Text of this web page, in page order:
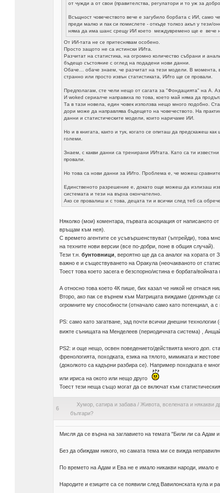
от чужди а от свои (правителства, регулатори и то уж за
Всъщност човечеството вече е загубило борбата с ИИ, само
преди малко и пак си помислете - откъде толкоз акъл у тези/
няма да има шанс срещу ИИ което междувремено ще е вече
От ИИ-тата не се притеснявам особено.
Просто защото не са истински ИИта.
Разчитат на статистика, на огромно количество събрани и
бъдещо състояние с оглед на подадени нови данни.
Обаче… обаче знаем, че разчитат на тези модели. В момента,
странно или просто извън статистиката, ИИто ще се провали.
Предполагам, сте чели нещо от сагата за "Фондацията" на А.
И woked сериалче направиха по това, което май няма да
Та в тази новела, един човек използва нещо много подобно.
дори може да направлява бъдещето на човечеството. На
данни и статистическите модели, които наричаме ИИ.
Но и в книгата, както и тук, когато се опиташ да предскажеш
големи.
Знаем, с какви данни са тренирани ИИтата. Като са ти
провали.
Но това са нови данни за ИИто. Проблема е, че можеш
Единственото разрешение е, докато още можеш да излизаш
системата и тези на върха окончателно.
Ако се провалиш и с това, децата ти и всички след теб са
Няколко (мои) коментара, първата асоциация от написаното
връщам към нея).
С времето агентите се усъвършенствуват (ъпгрейди), това
на техните нови версии (все по-добри, поне в общия случай).
Тези т.н. бунтовници , вероятно ще да са аналог на хората
важно е и съществуването на Оракула (неочакваното от
Тоест това което засега е безспорно/истина е борбата/
А относно това което 4К пише, бих казал че никой не отнася
Второ, ако пак се върнем към Матрицата виждаме (донякъде
огромните му способности (отначало само като потенциал, а
PS: само като загатване, зад почти всички днешни
вижте сънищата на Менделеев (периодичната система) ,
PS2: и още нещо, освен поведението/действията много доп.
френологията, походката, езика на тялото, мимиката и
(доколкото са кадърни разбира се). Например походката е
или ириса на окото или нещо друго
Тоест тези неща също могат да се включат към
6
Хумор, сатира и забава / Живота, вселената и някакви
българи?
Мисля да се върна на заглавието на темата "Били ли са Адам
Без да обиждам никого, но самата тема ми се вижда
По времето на Адам и Ева не е имало никакви народи, имало
Народите и езиците са се появили след Вавилонската кула и